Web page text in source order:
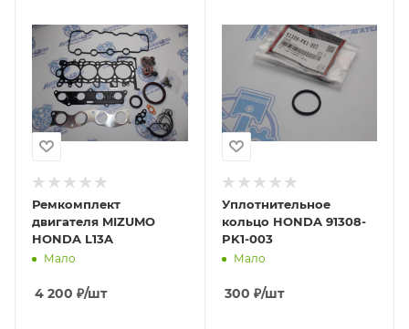
Ремкомплект
двигателя MIZUMO
HONDA L13A
Мало
4 200 ₽/шт
Уплотнительное
кольцо HONDA 91308-
PK1-003
Мало
300 ₽/шт